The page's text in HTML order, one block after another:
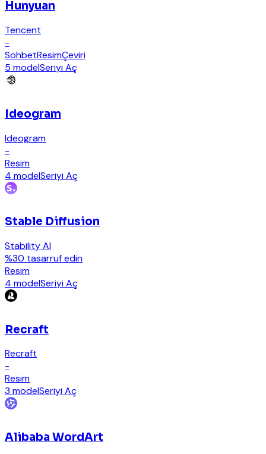
Hunyuan
Tencent
-
SohbetResimÇeviri
5 modelSeriyi Aç
Ideogram
Ideogram
-
Resim
4 modelSeriyi Aç
Stable Diffusion
Stability AI
%30 tasarruf edin
Resim
4 modelSeriyi Aç
Recraft
Recraft
-
Resim
3 modelSeriyi Aç
Alibaba WordArt